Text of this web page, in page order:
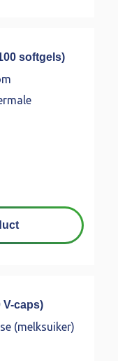
softgels)
V-caps)
(melksuiker)